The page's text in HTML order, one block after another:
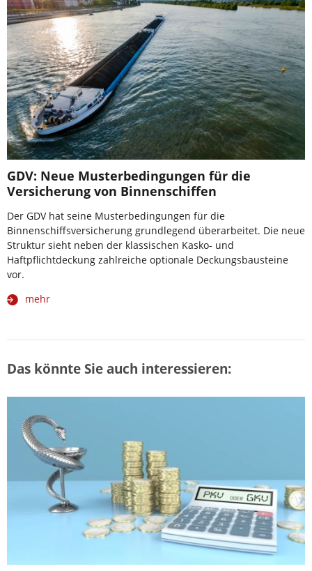
GDV: Neue Musterbedingungen für die
Versicherung von Binnenschiffen
Der GDV hat seine Musterbedingungen für die
Binnenschiffsversicherung grundlegend überarbeitet. Die neue
Struktur sieht neben der klassischen Kasko- und
Haftpflichtdeckung zahlreiche optionale Deckungsbausteine
vor.
mehr
Das könnte Sie auch interessieren: